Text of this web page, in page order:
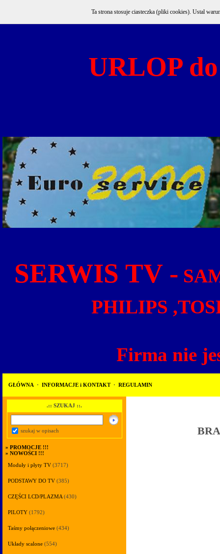
URLOP
SERWIS TV -
PHILIPS
Firma nie
GŁÓWNA · INFORMACJE i KONTAKT · REGULAMIN
.:: SZUKAJ ::.
szukaj w opisach
» PROMOCJE !!!
» NOWOŚCI !!!
Moduły i płyty TV (3717)
PODSTAWY DO TV (385)
CZĘŚCI LCD/PLAZMA (430)
PILOTY (1792)
Taśmy połączeniowe (434)
Układy scalone (554)
Ta strona stosuje ciasteczka (pliki cookies). Ustal